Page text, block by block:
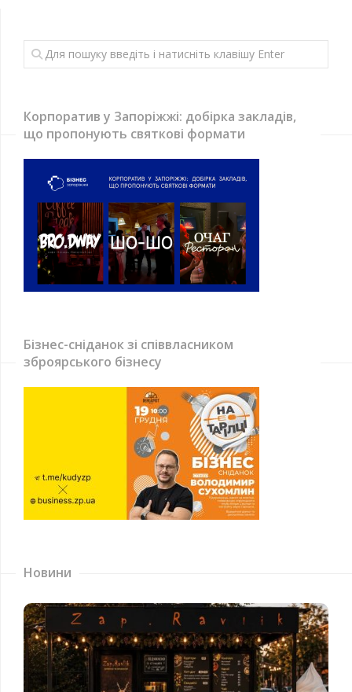
Корпоратив у Запоріжжі: добірка закладів,
що пропонують святкові формати
Бізнес-сніданок зі співвласником
зброярського бізнесу
Новини